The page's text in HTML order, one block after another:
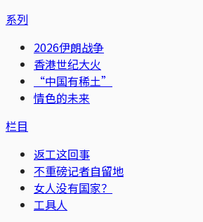
系列
2026伊朗战争
香港世纪大火
“中国有稀土”
情色的未来
栏目
返工这回事
不重磅记者自留地
女人没有国家？
工具人